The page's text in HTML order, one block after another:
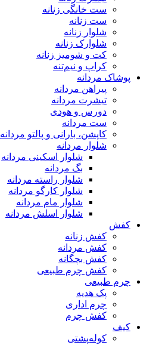
ست خانگی زنانه
ست زنانه
شلوار زنانه
شلوارک زنانه
کت و شومیز زنانه
کراپ و نیم‌تنه
پوشاک مردانه
پیراهن مردانه
تیشرت مردانه
دورس و هودی
ست مردانه
کاپشن، بارانی و پالتو مردانه
شلوار مردانه
شلوار اسکینی مردانه
بگ مردانه
شلوار راسته مردانه
شلوار کارگو مردانه
شلوار مام مردانه
شلوار اسلش مردانه
کفش
کفش زنانه
کفش مردانه
کفش بچگانه
کفش چرم طبیعی
چرم طبیعی
پک هدیه
چرم اداری
کفش چرم
کیف
کوله‌پشتی